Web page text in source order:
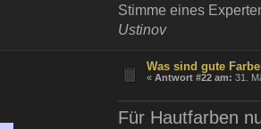
Stimme eines
Ustinov
Was sind gute
«Antwort #22 am: 31.
Für Hautfarben